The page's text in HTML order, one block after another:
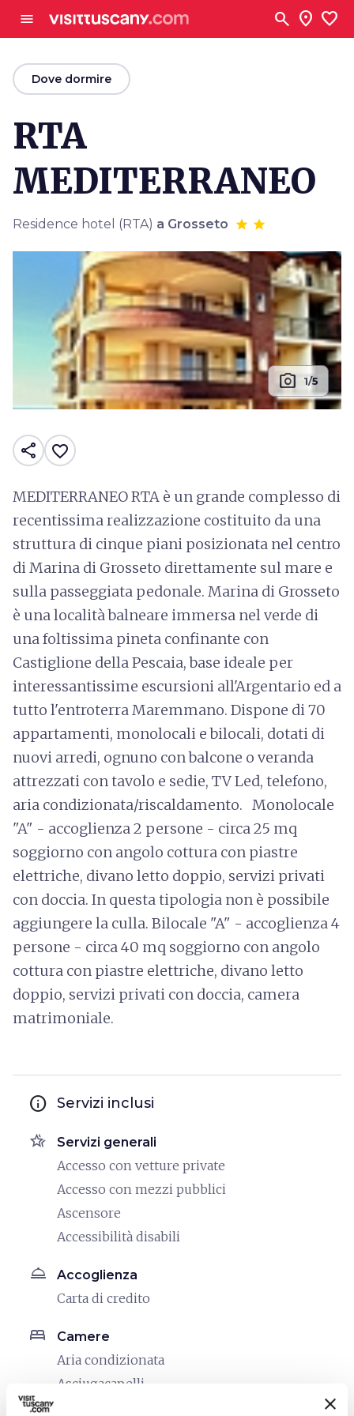
menu search location_on favorite
arrow_backDove dormire
RTA
MEDITERRANEO
Residence hotel (RTA) a Grosseto
photo_camera 1/5
share favorite_border
MEDITERRANEO RTA è un grande complesso di
recentissima realizzazione costituito da una
struttura di cinque piani posizionata nel centro
di Marina di Grosseto direttamente sul mare e
sulla passeggiata pedonale. Marina di Grosseto
è una località balneare immersa nel verde di
una foltissima pineta confinante con
Castiglione della Pescaia, base ideale per
interessantissime escursioni all'Argentario ed a
tutto l'entroterra Maremmano. Dispone di 70
appartamenti, monolocali e bilocali, dotati di
nuovi arredi, ognuno con balcone o veranda
attrezzati con tavolo e sedie, TV Led, telefono,
aria condizionata/riscaldamento. Monolocale
"A" - accoglienza 2 persone - circa 25 mq
soggiorno con angolo cottura con piastre
elettriche, divano letto doppio, servizi privati
con doccia. In questa tipologia non è possibile
aggiungere la culla. Bilocale "A" - accoglienza 4
persone - circa 40 mq soggiorno con angolo
cottura con piastre elettriche, divano letto
doppio, servizi privati con doccia, camera
matrimoniale.
info Servizi inclusi
hotel_class Servizi generali
Accesso con vetture private
Accesso con mezzi pubblici
Ascensore
Accessibilità disabili
room_service Accoglienza
Carta di credito
bed Camere
Aria condizionata
Asciugacapelli